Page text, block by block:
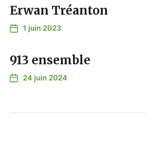
Erwan Tréanton
1 juin 2023
913 ensemble
24 juin 2024